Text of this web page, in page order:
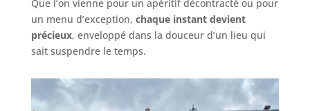
Que l’on vienne pour un apéritif décontracté ou pour
un menu d’exception, chaque instant devient
précieux, enveloppé dans la douceur d’un lieu qui
sait suspendre le temps.